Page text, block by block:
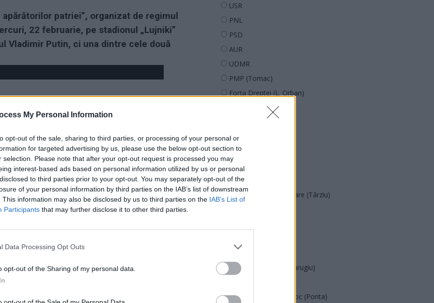
My Personal Information
opt-out of the sale, sharing to third parties, or processing of your personal or
for targeted advertising by us, please use the below opt-out section to
selection. Please note that after your opt-out request is processed you may
interest-based ads based on personal information utilized by us or personal
to third parties prior to your opt-out. You may separately opt-out of the
of your personal information by third parties on the IAB’s list of downstream
This information may also be disclosed by us to third parties on the IAB’s List of
Participants that may further disclose it to other third parties.
Data Processing Opt Outs
opt-out of the Sharing of my personal data.
patriei”, organizat de regimul
22 februarie, pe stadionul „Lujniki”
Vladimir Putin, ci una dintre cele două
de socializare, fiind preluate și analizate de site-
unele nuanțe din „înfățișarea dictatorului sângeros”
USR
PNL
PSD
AUR
UDMR
PMP (Tomac)
Forța Dreptei (L. Orban)
SENS
SOS (Șoșoacă)
POT (Gavrilă)
PACE (Peia)
Acțiunea Conservatoare (Târziu)
PNCR (Terheș)
Partidul Patrioților (Surugiu)
România pe Primul Loc (Ponta)